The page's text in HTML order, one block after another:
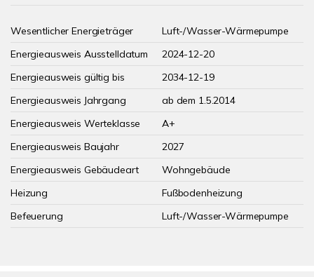
Wesentlicher Energieträger
Luft-/Wasser-Wärmepumpe
Energieausweis Ausstelldatum
2024-12-20
Energieausweis gültig bis
2034-12-19
Energieausweis Jahrgang
ab dem 1.5.2014
Energieausweis Werteklasse
A+
Energieausweis Baujahr
2027
Energieausweis Gebäudeart
Wohngebäude
Heizung
Fußbodenheizung
Befeuerung
Luft-/Wasser-Wärmepumpe